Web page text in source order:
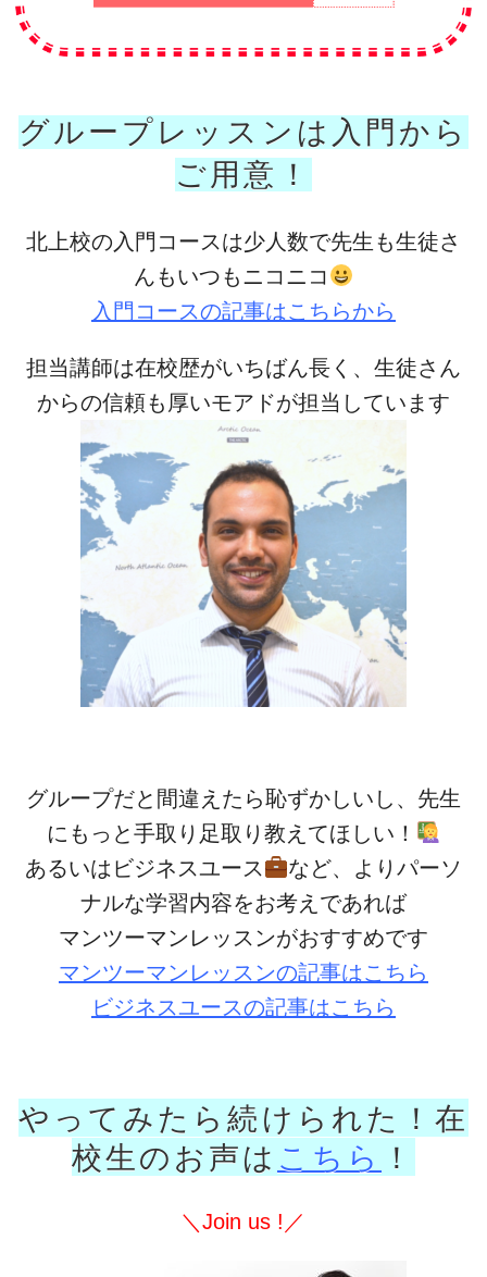
グループレッスンは入門から
ご用意！
北上校の入門コースは少人数で先生も生徒さ
んもいつもニコニコ
入門コースの記事はこちらから
担当講師は在校歴がいちばん長く、 生徒さん
からの信頼も厚いモアドが担当しています
グループだと間違えたら恥ずかしいし、先生
にもっと手取り足取り教えてほしい！
あるいは ビジネスユース
など、よりパーソ
ナルな学習内容をお考えであれば
マンツーマンレッスンがおすすめです
マンツーマンレッスンの記事はこちら
ビジネスユースの記事はこちら
や ってみたら続けられた！在
校生のお声は こちら ！
＼Join us !／